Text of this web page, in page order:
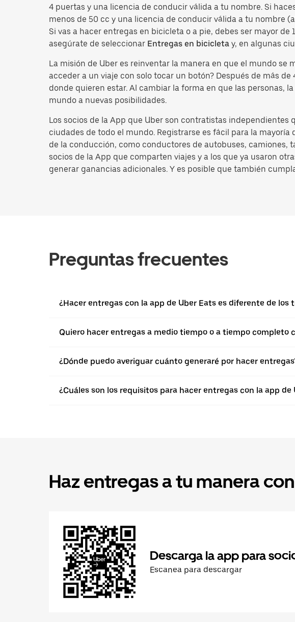
4 puertas y una licencia de conducir válida a tu nombre. Si
menos de 50 cc y una licencia de conducir válida a tu nombre
Si vas a hacer entregas en bicicleta o a pie, debes ser mayor
asegúrate de seleccionar Entregas en bicicleta y, en algunas
La misión de Uber es reinventar la manera en que el mundo se
acceder a un viaje con solo tocar un botón? Después de más
donde quieren estar. Al cambiar la forma en que las personas,
mundo a nuevas posibilidades.
Los socios de la App que Uber son contratistas
ciudades de todo el mundo. Registrarse es fácil para la
de la conducción, como conductores de autobuses, camiones,
socios de la App que comparten viajes y a los que ya usaron
generar ganancias adicionales. Y es posible que también
Preguntas frecuentes
¿Hacer entregas con la app de Uber Eats es diferente de
Quiero hacer entregas a medio tiempo o a tiempo completo
¿Dónde puedo averiguar cuánto generaré por hacer
¿Cuáles son los requisitos para hacer entregas con la app
Haz entregas a tu manera
Descarga la app para
Escanea para descargar